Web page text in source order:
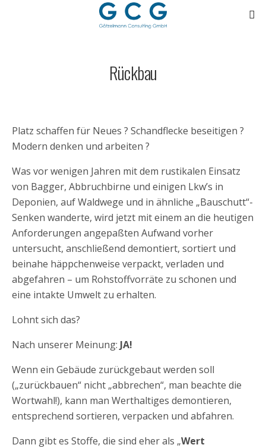
Rückbau
Platz schaffen für Neues ? Schandflecke beseitigen ?
Modern denken und arbeiten ?
Was vor wenigen Jahren mit dem rustikalen Einsatz
von Bagger, Abbruchbirne und einigen Lkw’s in
Deponien, auf Waldwege und in ähnliche „Bauschutt“-
Senken wanderte, wird jetzt mit einem an die heutigen
Anforderungen angepaßten Aufwand vorher
untersucht, anschließend demontiert, sortiert und
beinahe häppchenweise verpackt, verladen und
abgefahren – um Rohstoffvorräte zu schonen und
eine intakte Umwelt zu erhalten.
Lohnt sich das?
Nach unserer Meinung: JA!
Wenn ein Gebäude zurückgebaut werden soll
(„zurückbauen“ nicht „abbrechen“, man beachte die
Wortwahl!), kann man Werthaltiges demontieren,
entsprechend sortieren, verpacken und abfahren.
Dann gibt es Stoffe, die sind eher als „Wert